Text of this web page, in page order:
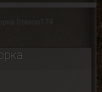
Stason174